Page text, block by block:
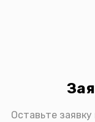
Оставьте